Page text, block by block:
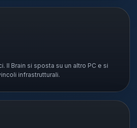
Il Brain si sposta su un altro PC e si
infrastrutturali.